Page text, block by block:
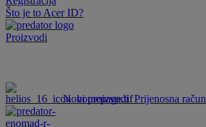
Što je to Acer ID?
Proizvodi
Novi proizvodi Prijenosna